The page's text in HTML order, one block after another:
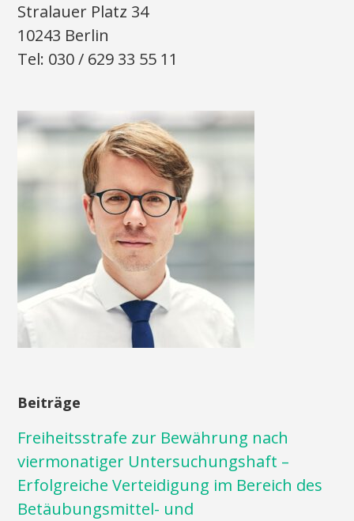
Stralauer Platz 34
10243 Berlin
Tel: 030 / 629 33 55 11
Beiträge
Freiheitsstrafe zur Bewährung nach
viermonatiger Untersuchungshaft –
Erfolgreiche Verteidigung im Bereich des
Betäubungsmittel- und